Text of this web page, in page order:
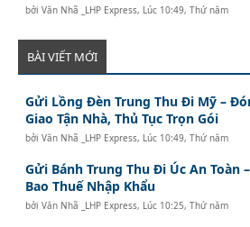
bởiVăn Nhã _LHP Express, Lúc 10:49, Thứ năm
BÀI VIẾT MỚI
Gửi Lồng Đèn Trung Thu Đi Mỹ –
Giao Tận Nhà, Thủ Tục Trọn Gói
bởiVăn Nhã _LHP Express, Lúc 10:49, Thứ năm
Gửi Bánh Trung Thu Đi Úc An Toàn
Bao Thuế Nhập Khẩu
bởiVăn Nhã _LHP Express, Lúc 10:25, Thứ năm